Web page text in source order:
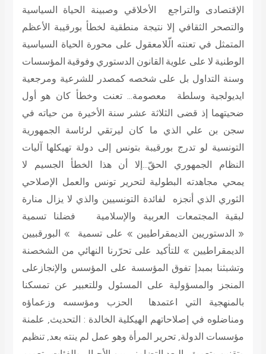
الإقتصادى والتراجع الأخلاقي وصبينة الحياة السياسية
والتصحر الثقافي إلا نتيجة منطقية لخطأ بورقيبة الأعظم
المتمثل في تعنته الّلامعقول على محورة الحياة السياسية
الوطنية لا على علوية القانون الدستوري وفوقية المؤسسات
وسنة التداول بل على شخصه كمصدر للشرعية ومرجعية
ايديولجية وسلطة معصومة… تعنت وخطأ كان هو أول
ضحيتهما إذ قضى الثلاثة عشر سنة الأخيرة من حياته في
سجن بن علي الذي ما كان ليرتقي لرئاسة الجمهورية
التونسية لو تدرج بورقيبة بتونس إلى دولة تهيكلها آليات
النظام الجمهوري الحقّ…إلا أن هذا الخطأ الجسيم لا
يمحي مجاهدته البطولية لتحرير تونس والعمل الإصلاحي
الثوري الذي أنجزه لفائدة التونسيين والذي لا يزال منارة
لبقية المجتمعات العربية والإسلامية فضلنا تسمية
« الدستوريين الديمقراطيين » على تسمية » البورقبيين
الديمقراطيين » للتأكيد على تحرّرنا النهائي من الشخصنة
وتشبثنا بمبدإ تفوق المؤسسة على المؤسس والإنجازعلى
المنجز والمسؤولية على المسئول وللتعبير عن تمسكنا
بالمنهجية التي اعتمدها الحزب ومؤسسه وزعماؤه
ومناضلوه في إصلاحاتهم الهيكلية الخالدة : التحديث, علمنة
مؤسسات الدولة, تحرير المرأة وهو عمل لم ينته بعد, تنظيم